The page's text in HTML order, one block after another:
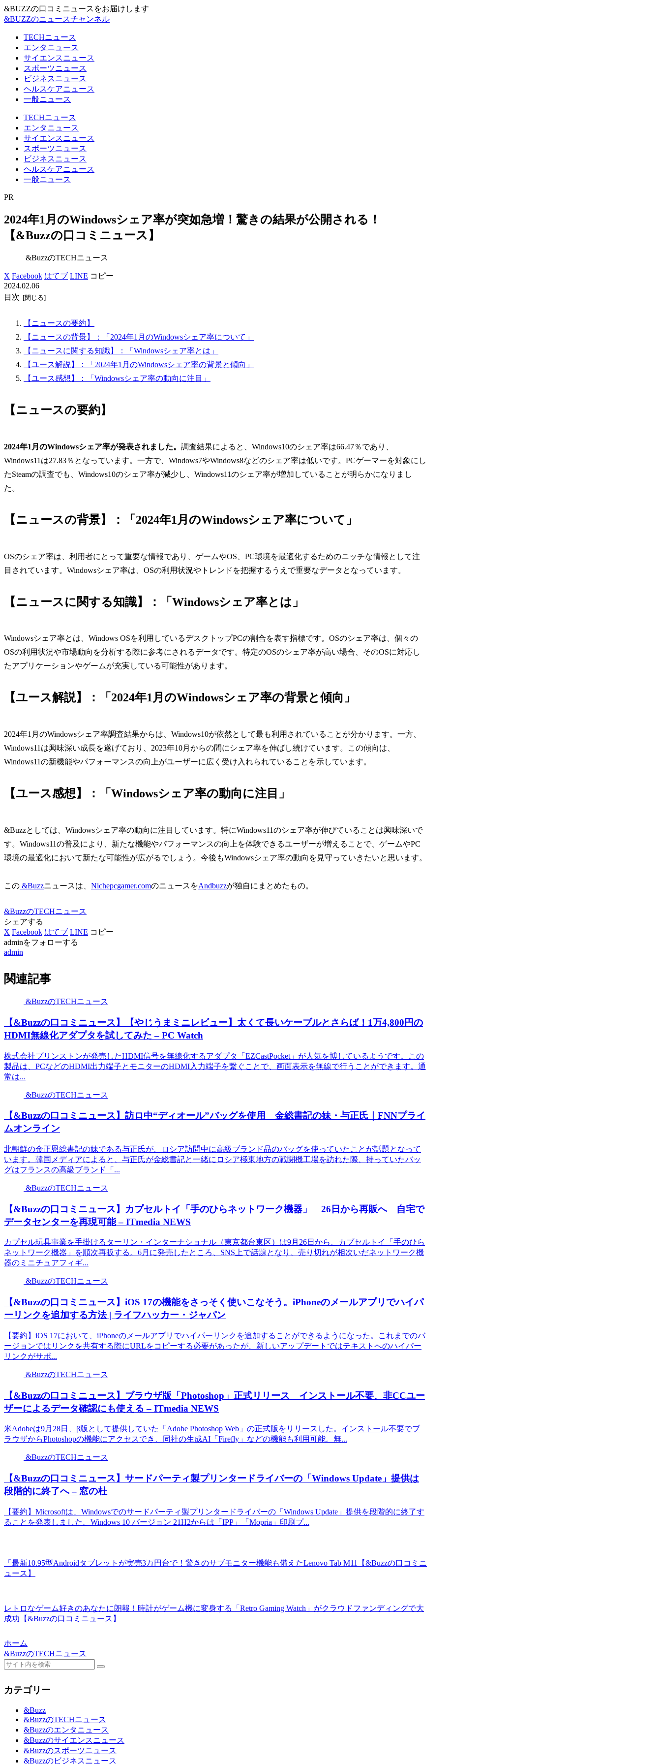
&BUZZの口コミニュースをお届けします
&BUZZのニュースチャンネル
TECHニュース
エンタニュース
サイエンスニュース
スポーツニュース
ビジネスニュース
ヘルスケアニュース
一般ニュース
TECHニュース
エンタニュース
サイエンスニュース
スポーツニュース
ビジネスニュース
ヘルスケアニュース
一般ニュース
PR
2024年1月のWindowsシェア率が突如急増！驚きの結果が公開される！
【&Buzzの口コミニュース】
&BuzzのTECHニュース
X Facebook はてブ LINE コピー
2024.02.06
目次
【ニュースの要約】
【ニュースの背景】：「2024年1月のWindowsシェア率について」
【ニュースに関する知識】：「Windowsシェア率とは」
【ユース解説】：「2024年1月のWindowsシェア率の背景と傾向」
【ユース感想】：「Windowsシェア率の動向に注目」
【ニュースの要約】
2024年1月のWindowsシェア率が発表されました。 調査結果によると、Windows10のシェア率は66.47％であり、
Windows11は27.83％となっています。一方で、Windows7やWindows8などのシェア率は低いです。PCゲーマーを対象にし
たSteamの調査でも、Windows10のシェア率が減少し、Windows11のシェア率が増加していることが明らかになりまし
た。
【ニュースの背景】：「2024年1月のWindowsシェア率について」
OSのシェア率は、利用者にとって重要な情報であり、ゲームやOS、PC環境を最適化するためのニッチな情報として注
目されています。Windowsシェア率は、OSの利用状況やトレンドを把握するうえで重要なデータとなっています。
【ニュースに関する知識】：「Windowsシェア率とは」
Windowsシェア率とは、Windows OSを利用しているデスクトップPCの割合を表す指標です。OSのシェア率は、個々の
OSの利用状況や市場動向を分析する際に参考にされるデータです。特定のOSのシェア率が高い場合、そのOSに対応し
たアプリケーションやゲームが充実している可能性があります。
【ユース解説】：「2024年1月のWindowsシェア率の背景と傾向」
2024年1月のWindowsシェア率調査結果からは、Windows10が依然として最も利用されていることが分かります。一方、
Windows11は興味深い成長を遂げており、2023年10月からの間にシェア率を伸ばし続けています。この傾向は、
Windows11の新機能やパフォーマンスの向上がユーザーに広く受け入れられていることを示しています。
【ユース感想】：「Windowsシェア率の動向に注目」
&Buzzとしては、Windowsシェア率の動向に注目しています。特にWindows11のシェア率が伸びていることは興味深いで
す。Windows11の普及により、新たな機能やパフォーマンスの向上を体験できるユーザーが増えることで、ゲームやPC
環境の最適化において新たな可能性が広がるでしょう。今後もWindowsシェア率の動向を見守っていきたいと思います。
この &Buzzニュースは、 Nichepcgamer.comのニュースをAndbuzzが独自にまとめたもの。
&BuzzのTECHニュース
シェアする
X Facebook はてブ LINE コピー
adminをフォローする
admin
関連記事
&BuzzのTECHニュース
【&Buzzの口コミニュース】【やじうまミニレビュー】太くて長いケーブルとさらば！1万4,800円の
HDMI無線化アダプタを試してみた – PC Watch
株式会社プリンストンが発売したHDMI信号を無線化するアダプタ「EZCastPocket」が人気を博しているようです。この
製品は、PCなどのHDMI出力端子とモニターのHDMI入力端子を繋ぐことで、画面表示を無線で行うことができます。通
常は...
&BuzzのTECHニュース
【&Buzzの口コミニュース】訪ロ中“ディオール”バッグを使用 金総書記の妹・与正氏｜FNNプライ
ムオンライン
北朝鮮の金正恩総書記の妹である与正氏が、ロシア訪問中に高級ブランド品のバッグを使っていたことが話題となって
います。韓国メディアによると、与正氏が金総書記と一緒にロシア極東地方の戦闘機工場を訪れた際、持っていたバッ
グはフランスの高級ブランド「...
&BuzzのTECHニュース
【&Buzzの口コミニュース】カプセルトイ「手のひらネットワーク機器」 26日から再販へ 自宅で
データセンターを再現可能 – ITmedia NEWS
カプセル玩具事業を手掛けるターリン・インターナショナル（東京都台東区）は9月26日から、カプセルトイ「手のひら
ネットワーク機器」を順次再販する。6月に発売したところ、SNS上で話題となり、売り切れが相次いだネットワーク機
器のミニチュアフィギ...
&BuzzのTECHニュース
【&Buzzの口コミニュース】iOS 17の機能をさっそく使いこなそう。iPhoneのメールアプリでハイパ
ーリンクを追加する方法 | ライフハッカー・ジャパン
【要約】iOS 17において、iPhoneのメールアプリでハイパーリンクを追加することができるようになった。これまでのバ
ージョンではリンクを共有する際にURLをコピーする必要があったが、新しいアップデートではテキストへのハイパー
リンクがサポ...
&BuzzのTECHニュース
【&Buzzの口コミニュース】ブラウザ版「Photoshop」正式リリース インストール不要、非CCユー
ザーによるデータ確認にも使える – ITmedia NEWS
米Adobeは9月28日、β版として提供していた「Adobe Photoshop Web」の正式版をリリースした。インストール不要でブ
ラウザからPhotoshopの機能にアクセスでき、同社の生成AI「Firefly」などの機能も利用可能。無...
&BuzzのTECHニュース
【&Buzzの口コミニュース】サードパーティ製プリンタードライバーの「Windows Update」提供は
段階的に終了へ – 窓の杜
【要約】Microsoftは、Windowsでのサードパーティ製プリンタードライバーの「Windows Update」提供を段階的に終了す
ることを発表しました。Windows 10 バージョン 21H2からは「IPP」「Mopria」印刷プ...
「最新10.95型Androidタブレットが実売3万円台で！驚きのサブモニター機能も備えたLenovo Tab M11【&Buzzの口コミニ
ュース】
レトロなゲーム好きのあなたに朗報！時計がゲーム機に変身する「Retro Gaming Watch」がクラウドファンディングで大
成功【&Buzzの口コミニュース】
ホーム
&BuzzのTECHニュース
カテゴリー
&Buzz
&BuzzのTECHニュース
&Buzzのエンタニュース
&Buzzのサイエンスニュース
&Buzzのスポーツニュース
&Buzzのビジネスニュース